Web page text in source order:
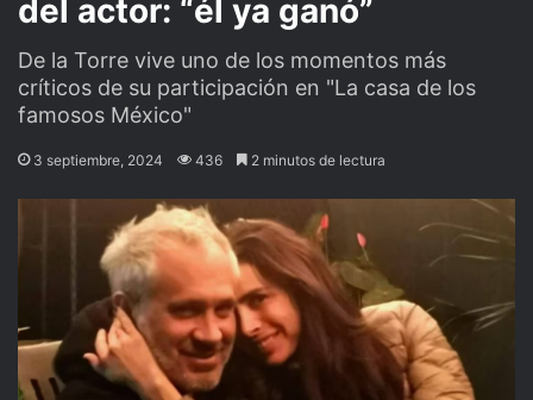
del actor: “él ya ganó”
De la Torre vive uno de los momentos más
críticos de su participación en "La casa de los
famosos México"
3 septiembre, 2024 436 2 minutos de lectura